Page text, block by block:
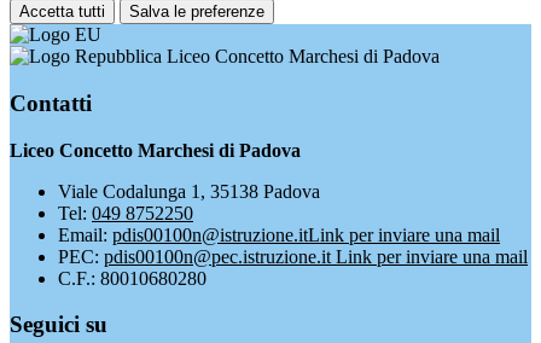
Accetta tutti Salva le preferenze
Liceo Concetto Marchesi di Padova
Contatti
Liceo Concetto Marchesi di Padova
Viale Codalunga 1, 35138 Padova
Tel: 049 8752250
Email: pdis00100n@istruzione.itLink per inviare una mail
PEC: pdis00100n@pec.istruzione.it Link per inviare una mail
C.F.: 80010680280
Seguici su